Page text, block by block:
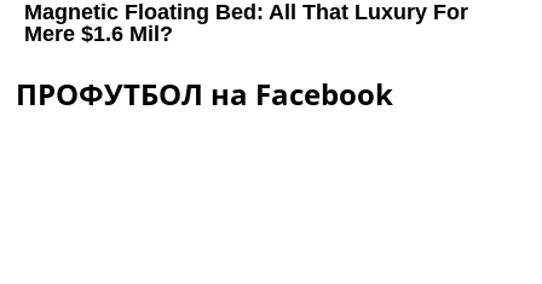
ПРОФУТБОЛ на Facebook